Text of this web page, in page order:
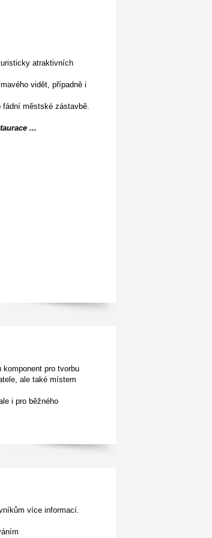
atraktivních
vidět, případně i
městské zástavbě.​
...
pro tvorbu
ale také místem
i pro běžného
více informací.